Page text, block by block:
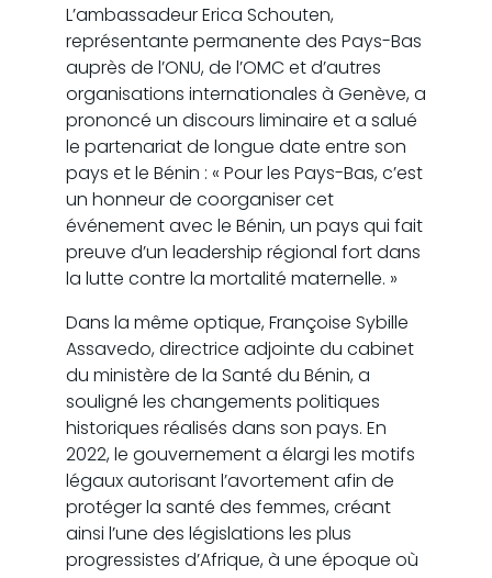
L’ambassadeur Erica Schouten,
représentante permanente des Pays-Bas
auprès de l’ONU, de l’OMC et d’autres
organisations internationales à Genève, a
prononcé un discours liminaire et a salué
le partenariat de longue date entre son
pays et le Bénin : « Pour les Pays-Bas, c’est
un honneur de coorganiser cet
événement avec le Bénin, un pays qui fait
preuve d’un leadership régional fort dans
la lutte contre la mortalité maternelle. »
Dans la même optique, Françoise Sybille
Assavedo, directrice adjointe du cabinet
du ministère de la Santé du Bénin, a
souligné les changements politiques
historiques réalisés dans son pays. En
2022, le gouvernement a élargi les motifs
légaux autorisant l’avortement afin de
protéger la santé des femmes, créant
ainsi l’une des législations les plus
progressistes d’Afrique, à une époque où